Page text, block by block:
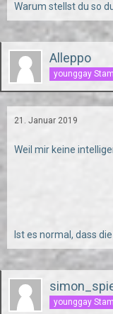
Warum stellst du so
Alleppo
younggay
21. Januar 2019
Weil mir keine
Ist es normal, dass
younggay